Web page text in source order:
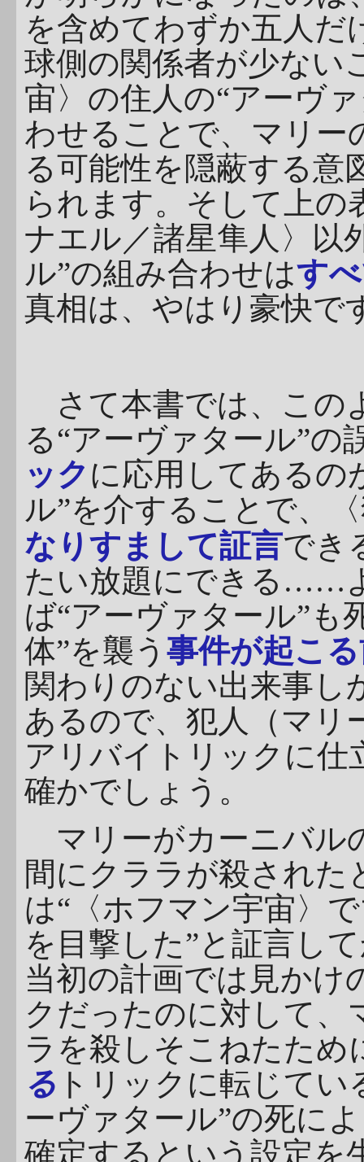
を含めてわずか五人だ
球側の関係者が少ない
宙〉の住人の“アーヴ
わせることで、マリー
る可能性を隠蔽する意
られます。そして上の
ナエル／諸星隼人〉以
ル”の組み合わせはす
真相は、やはり豪快で
さて本書では、この
る“アーヴァタール”の
ック に応用してあるの
ル”を介することで、
なりすまして証言でき
たい放題にできる……
ば“アーヴァタール”も
体”を襲う 事件が起こ
関わりのない出来事し
あるので、犯人（マリ
アリバイトリックに仕
確かでしょう。
マリーがカーニバル
間にクララが殺された
は“〈ホフマン宇宙〉
を目撃した”と証言し
当初の計画では見かけ
クだったのに対して、
ラを殺しそこねたため
る トリックに転じて
ーヴァタール”の死に
確定するという設定を